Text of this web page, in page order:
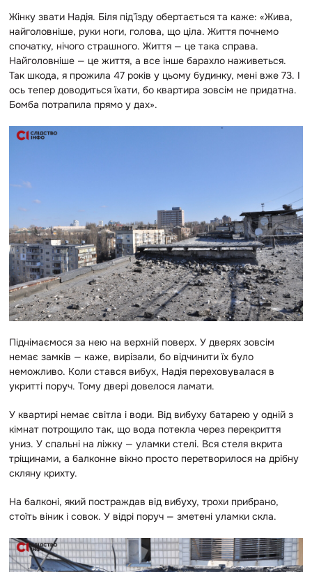
Жінку звати Надія. Біля підʼїзду обертається та каже: «Жива,
найголовніше, руки ноги, голова, що ціла. Життя почнемо
спочатку, нічого страшного. Життя — це така справа.
Найголовніше — це життя, а все інше барахло наживеться.
Так шкода, я прожила 47 років у цьому будинку, мені вже 73. І
ось тепер доводиться їхати, бо квартира зовсім не придатна.
Бомба потрапила прямо у дах».
Піднімаємося за нею на верхній поверх. У дверях зовсім
немає замків — каже, вирізали, бо відчинити їх було
неможливо. Коли стався вибух, Надія переховувалася в
укритті поруч. Тому двері довелося ламати.
У квартирі немає світла і води. Від вибуху батарею у одній з
кімнат потрощило так, що вода потекла через перекриття
униз. У спальні на ліжку — уламки стелі. Вся стеля вкрита
тріщинами, а балконне вікно просто перетворилося на дрібну
скляну крихту.
На балконі, який постраждав від вибуху, трохи прибрано,
стоїть віник і совок. У відрі поруч — зметені уламки скла.